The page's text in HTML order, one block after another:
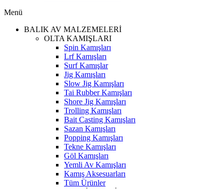
Menü
BALIK AV MALZEMELERİ
OLTA KAMIŞLARI
Spin Kamışları
Lrf Kamışları
Surf Kamışlar
Jig Kamışları
Slow Jig Kamışları
Tai Rubber Kamışları
Shore Jig Kamışları
Trolling Kamışları
Bait Casting Kamışları
Sazan Kamışları
Popping Kamışları
Tekne Kamışları
Göl Kamışları
Yemli Av Kamışları
Kamış Aksesuarları
Tüm Ürünler